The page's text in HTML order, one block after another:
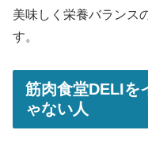
美味しく栄養バランス
す。
筋肉食堂DELIを
ゃない人